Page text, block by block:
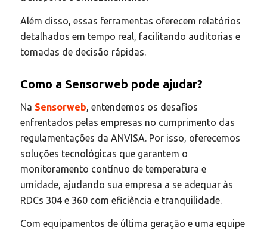
Além disso, essas ferramentas oferecem relatórios
detalhados em tempo real, facilitando auditorias e
tomadas de decisão rápidas.
Como a Sensorweb pode ajudar?
Na Sensorweb , entendemos os desafios
enfrentados pelas empresas no cumprimento das
regulamentações da ANVISA. Por isso, oferecemos
soluções tecnológicas que garantem o
monitoramento contínuo de temperatura e
umidade, ajudando sua empresa a se adequar às
RDCs 304 e 360 com eficiência e tranquilidade.
Com equipamentos de última geração e uma equipe